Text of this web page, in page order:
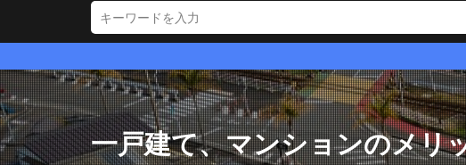
一戸建て、マンションのメリ